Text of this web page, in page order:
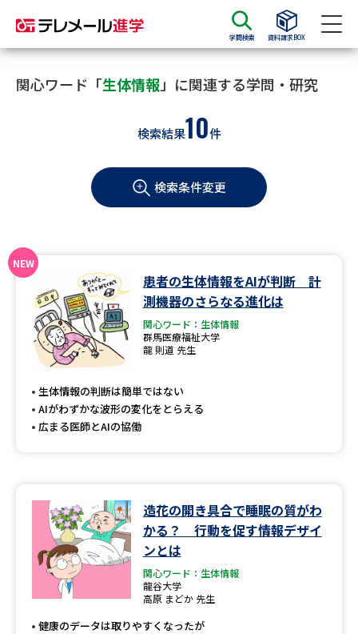
学問検索 資料請求BOX
資料請求 資料検索
大学・短大の資料種類から請求
学部・学科パンフ
過去問題集
大学・短大以外の資料から請求
専門学校の資料請求 大学院の資料請求
留学・進学関連、塾・予備校
内」の請求
高等学校（情報）教員資格認定
大学研究
関心ワード「生体情報」に関連する学問・研究
検索結果10件
検索条件変更
患者の生体情報をAIが判断 計
測機器のさらなる進化は
関心ワード：生体情報
群馬医療福祉大学
龍 則道 先生
生体情報の判断は簡単ではない
AIがわずかな波形の変化をとらえる
広まる医師とAIの協働
造花の開き具合で睡眠の質がわ
かる？ 行動を促す情報デザイ
ンとは
関心ワード：生体情報
龍谷大学
高原 まどか 先生
健康のデータは取りやすくなったが